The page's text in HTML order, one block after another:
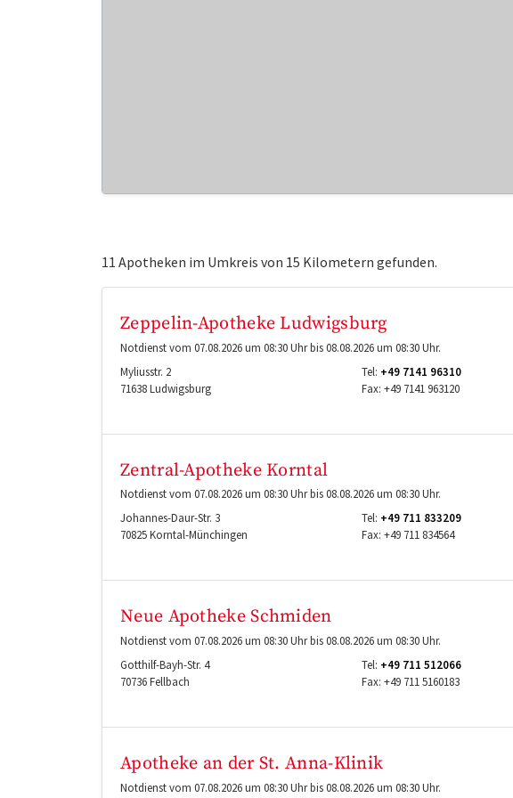
11 Apotheken im Umkreis von 15 Kilometern gefunden.
Zeppelin-Apotheke Ludwigsburg
Notdienst vom 07.08.2026 um 08:30 Uhr bis 08.08.2026 um 08:30 Uhr.
Myliusstr. 2
71638Ludwigsburg
Tel: +49 7141 96310
Fax: +49 7141 963120
Zentral-Apotheke Korntal
Notdienst vom 07.08.2026 um 08:30 Uhr bis 08.08.2026 um 08:30 Uhr.
Johannes-Daur-Str. 3
70825Korntal-Münchingen
Tel: +49 711 833209
Fax: +49 711 834564
Neue Apotheke Schmiden
Notdienst vom 07.08.2026 um 08:30 Uhr bis 08.08.2026 um 08:30 Uhr.
Gotthilf-Bayh-Str. 4
70736Fellbach
Tel: +49 711 512066
Fax: +49 711 5160183
Apotheke an der St. Anna-Klinik
Notdienst vom 07.08.2026 um 08:30 Uhr bis 08.08.2026 um 08:30 Uhr.